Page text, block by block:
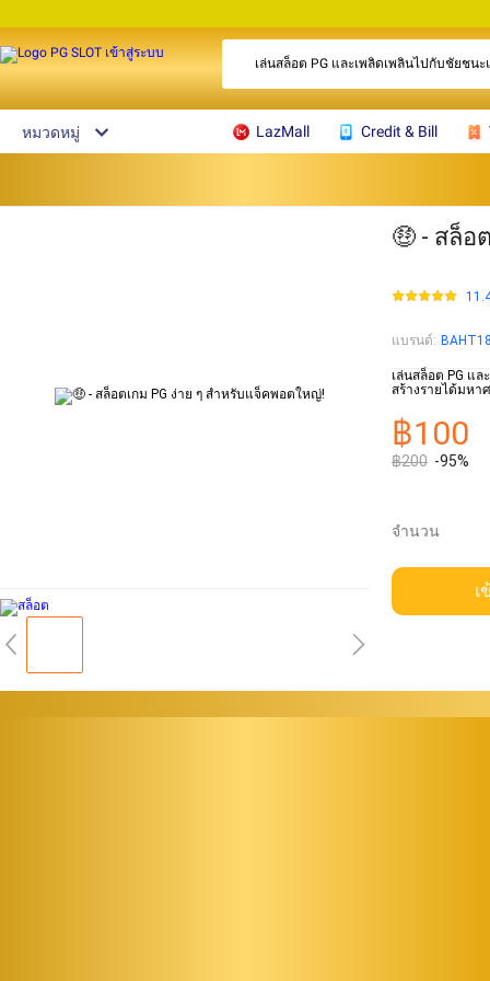
เล่นสล็อต PG และเพลิดเพลินไปกับชัยชน
หมวดหมู่ LazMall Credit & Bill
🤑 - สล็อ
แบรนด์:
เล่นสล็อต PG แ
สร้างรายได้มหา
฿100
฿200 -95%
จำนวน
เ